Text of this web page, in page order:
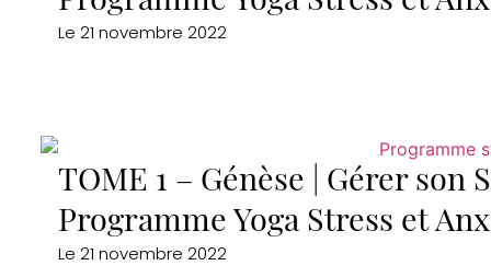
Le 21 novembre 2022
TOME 1 – Génèse | Gérer son
Programme Yoga Stress et
Le 21 novembre 2022